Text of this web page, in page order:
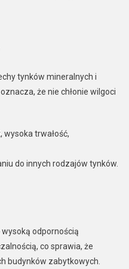
tynków mineralnych i
że nie chłonie wilgoci
trwałość,
do innych rodzajów tynków.
odpornością
co sprawia, że
budynków zabytkowych.